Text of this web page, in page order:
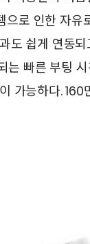
로 인한 자유
도 쉽게 연동
는 빠른 부팅
가능하다.